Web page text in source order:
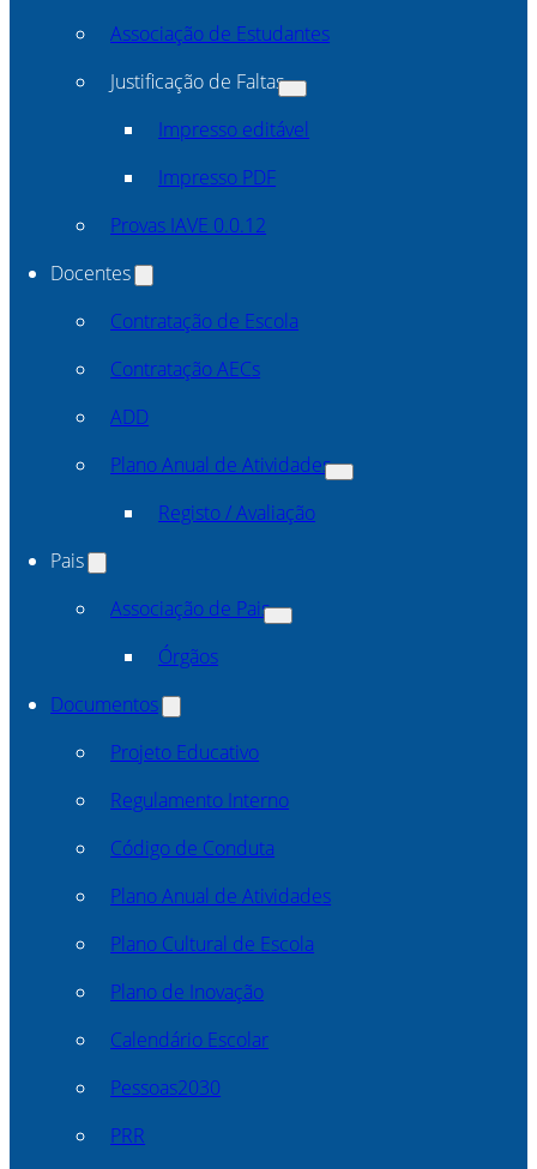
Associação de Estudantes
Justificação de Faltas
Impresso editável
Impresso PDF
Provas IAVE 0.0.12
Docentes
Contratação de Escola
Contratação AECs
ADD
Plano Anual de Atividades
Registo / Avaliação
Pais
Associação de Pais
Órgãos
Documentos
Projeto Educativo
Regulamento Interno
Código de Conduta
Plano Anual de Atividades
Plano Cultural de Escola
Plano de Inovação
Calendário Escolar
Pessoas2030
PRR